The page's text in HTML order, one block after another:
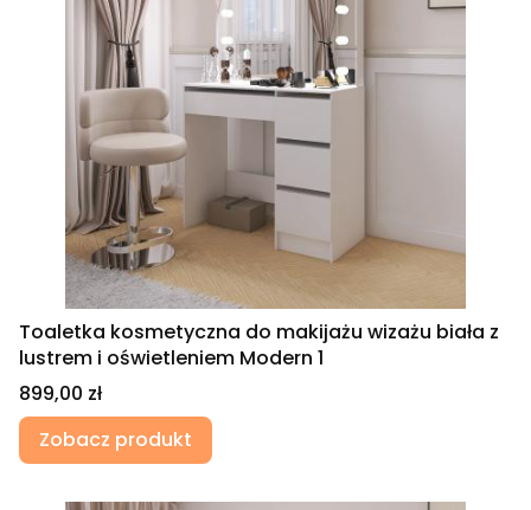
Toaletka kosmetyczna do makijażu wizażu biała z
lustrem i oświetleniem Modern 1
Cena
899,00 zł
Zobacz produkt